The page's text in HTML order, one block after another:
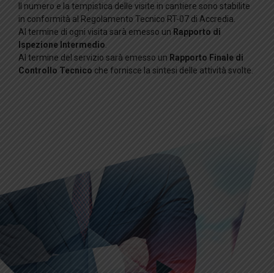
Il numero e la tempistica delle visite in cantiere sono stabilite
in conformità al Regolamento Tecnico RT-07 di Accredia.
Al termine di ogni visita sarà emesso un Rapporto di
Ispezione Intermedio
Al termine del servizio sarà emesso un Rapporto Finale di
Controllo Tecnico che fornisce la sintesi delle attività svolte.